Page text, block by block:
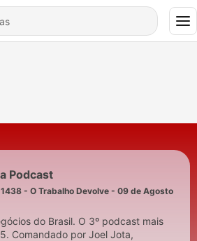
Podcast
1438 - O Trabalho Devolve - 09 de Agosto
do Brasil. O 3º podcast mais